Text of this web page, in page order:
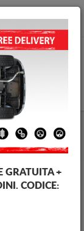
Brands
GRATUITA +
CODICE: